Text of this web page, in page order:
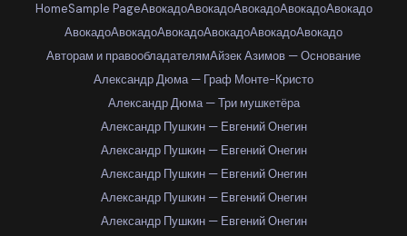
HomeSample PageАвокадоАвокадоАвокадоАвокадоАвокадо
АвокадоАвокадоАвокадоАвокадоАвокадоАвокадо
Авторам и правообладателямАйзек Азимов — Основание
Александр Дюма — Граф Монте-Кристо
Александр Дюма — Три мушкетёра
Александр Пушкин — Евгений Онегин
Александр Пушкин — Евгений Онегин
Александр Пушкин — Евгений Онегин
Александр Пушкин — Евгений Онегин
Александр Пушкин — Евгений Онегин